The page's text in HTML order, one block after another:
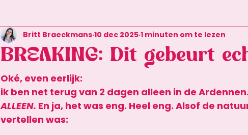
BREAKING: Dit gebeurt
Britt Braeckmans 10 dec 2025 1 minuten om te lezen
Oké, even eerlijk:
ik ben net terug van 2 dagen alleen in de
ALLEEN. En ja, het was eng. Heel eng. Alsof de
vertellen was: